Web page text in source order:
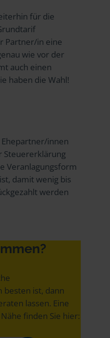
für die
Partner/in eine
wie vor der
auch einen
haben die Wahl!
innen
Steuererklärung
Veranlagungsform
damit wenig bis
werden
besten ist, dann
lassen. Eine
finden Sie hier: